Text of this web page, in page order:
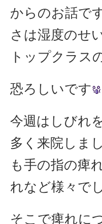
からのお話で
さは湿度のせ
トップクラス
恐ろしいです
今週はしびれ
多く来院しま
も手の指の痺
れなど様々で
そこで痺れに